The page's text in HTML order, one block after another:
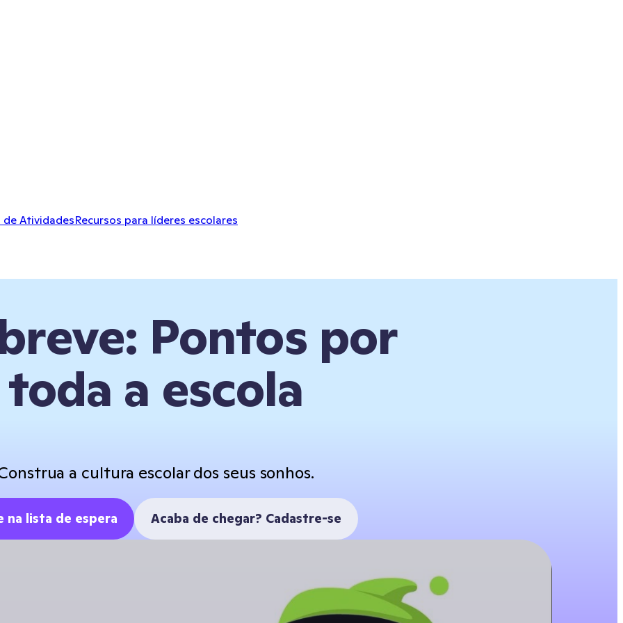
de AtividadesRecursos para líderes escolares
Pontos por
toda a escola
a cultura escolar dos seus sonhos.
na lista de espera Acaba de chegar? Cadastre-se